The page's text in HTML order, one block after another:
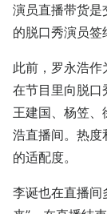
演员直播带货是
的脱口秀演员签
此前，罗永浩
在节目里向脱口
王建国、杨笠、
浩直播间。热度
的适配度。
李诞也在直播间